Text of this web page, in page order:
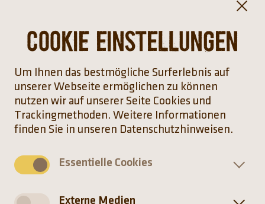
Cookie Einstellungen
Um Ihnen das bestmögliche Surferlebnis auf
unserer Webseite ermöglichen zu können
nutzen wir auf unserer Seite Cookies und
Trackingmethoden. Weitere Informationen
finden Sie in unseren Datenschutzhinweisen.
Essentielle Cookies
Externe Medien